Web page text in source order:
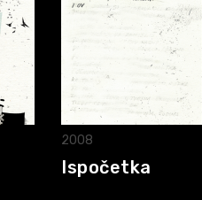
2008
Ispočetka